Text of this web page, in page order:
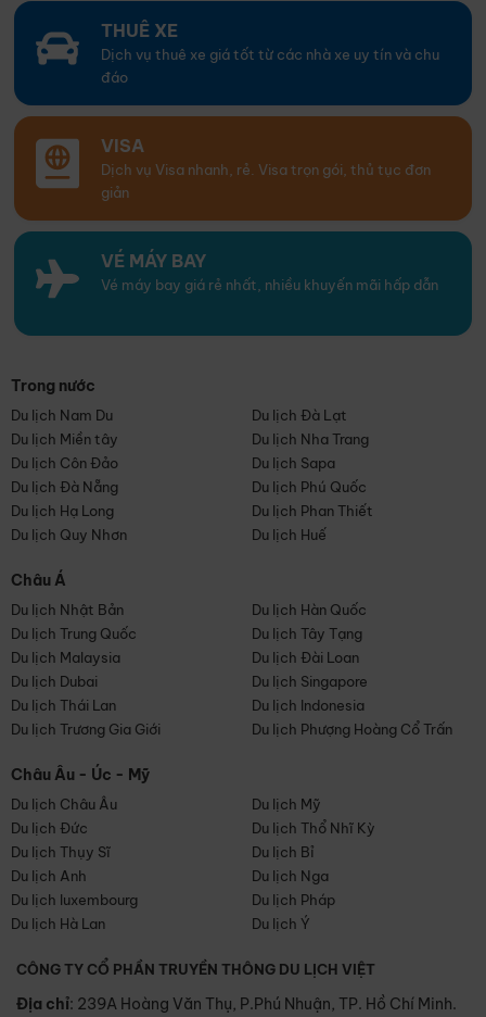
THUÊ XE
Dịch vụ thuê xe giá tốt từ các nhà xe uy tín và chu
đáo
VISA
Dịch vụ Visa nhanh, rẻ. Visa trọn gói, thủ tục đơn
giản
VÉ MÁY BAY
Vé máy bay giá rẻ nhất, nhiều khuyến mãi hấp dẫn
Trong nước
Du lịch Nam Du
Du lịch Đà Lạt
Du lịch Miền tây
Du lịch Nha Trang
Du lịch Côn Đảo
Du lịch Sapa
Du lịch Đà Nẵng
Du lịch Phú Quốc
Du lịch Hạ Long
Du lịch Phan Thiết
Du lịch Quy Nhơn
Du lịch Huế
Châu Á
Du lịch Nhật Bản
Du lịch Hàn Quốc
Du lịch Trung Quốc
Du lịch Tây Tạng
Du lịch Malaysia
Du lịch Đài Loan
Du lịch Dubai
Du lịch Singapore
Du lịch Thái Lan
Du lịch Indonesia
Du lịch Trương Gia Giới
Du lịch Phượng Hoàng Cổ Trấn
Châu Âu - Úc - Mỹ
Du lịch Châu Âu
Du lịch Mỹ
Du lịch Đức
Du lịch Thổ Nhĩ Kỳ
Du lịch Thụy Sĩ
Du lịch Bỉ
Du lịch Anh
Du lịch Nga
Du lịch luxembourg
Du lịch Pháp
Du lịch Hà Lan
Du lịch Ý
CÔNG TY CỔ PHẦN TRUYỀN THÔNG DU LỊCH VIỆT
Địa chỉ: 239A Hoàng Văn Thụ, P.Phú Nhuận, TP. Hồ Chí Minh.